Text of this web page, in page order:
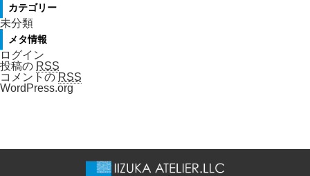
カテゴリー
未分類
メタ情報
ログイン
投稿の RSS
コメントの RSS
WordPress.org